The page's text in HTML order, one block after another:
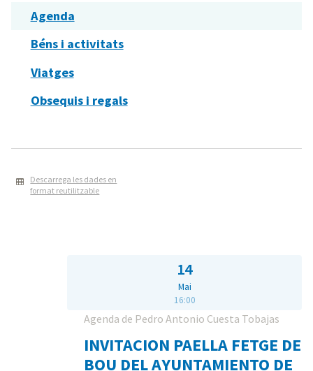
Agenda
Béns i activitats
Viatges
Obsequis i regals
Descarrega les dades en
format reutilitzable
14
Mai
16:00
Agenda de Pedro Antonio Cuesta Tobajas
INVITACION PAELLA FETGE DE
BOU DEL AYUNTAMIENTO DE